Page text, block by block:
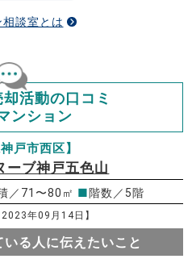
相談室とは
活動の口コミ
ンション
戸市西区】
ーブ神戸五色山
／71〜80㎡ ■階数／5階
2023年09月14日】
る人に伝えたいこと